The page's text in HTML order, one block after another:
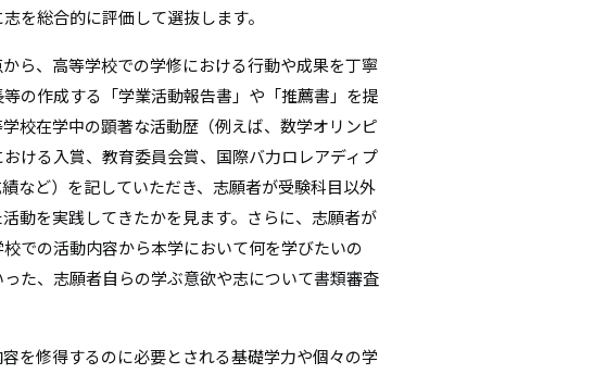
を総合的に評価して選抜します。
ら、高等学校での学修における行動や成果を丁寧
の作成する「学業活動報告書」や「推薦書」を提
校在学中の顕著な活動歴（例えば、数学オリンピ
ける入賞、教育委員会賞、国際バ力ロレアディプ
など）を記していただき、志願者が受験科目以外
動を実践してきたかを見ます。さらに、志願者が
での活動内容から本学において何を学びたいの
た、志願者自らの学ぶ意欲や志について書類審査
を修得するのに必要とされる基礎学力や個々の学